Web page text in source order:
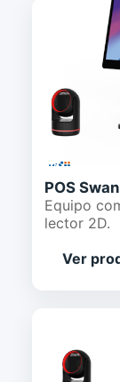
POS
Equipo
lector 2D.
Ver